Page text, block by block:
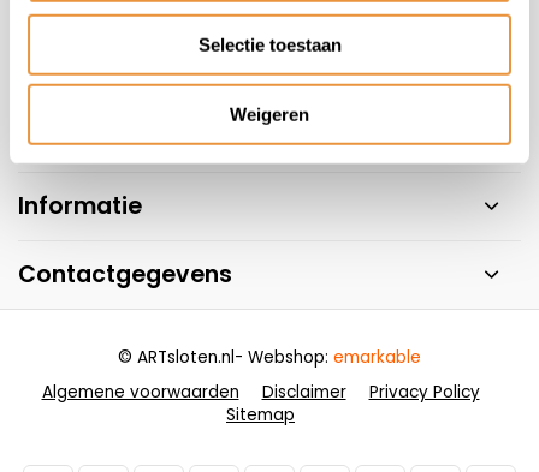
Selectie toestaan
Weigeren
Handige pagina's
Informatie
Contactgegevens
Algemene voorwaarden Disclaimer
Privacy Policy
Sitemap
© ARTsloten.nl- Webshop: emarkable